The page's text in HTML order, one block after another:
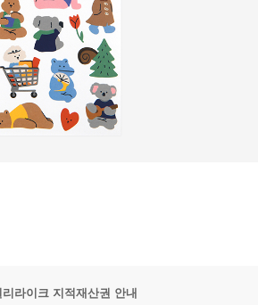
리라이크 지적재산권 안내